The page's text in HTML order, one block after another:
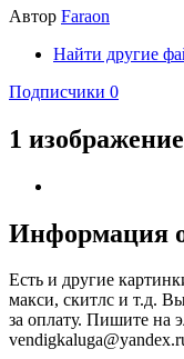
Автор Faraon
Найти другие
Подписчики 0
1 изображение
Информация
Есть и другие
макси, скитлс и т.д.
за оплату. Пишите на